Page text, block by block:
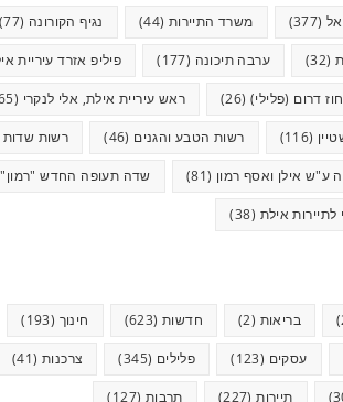
(377) משרד התיירות (44) נגיף הקורונה (77)
(32) ערבה תיכונה (177) פיליפ אזרד עיריית
דרום (פלילי)(26) ראש עיריית אילת, אלי לנקרי (65)
(116) רשות הטבע והגנים (46) רשות
ע"ש אילן ואסף רמון (81) שדה תעופה החדש "רמון"
לתיירות אילת (38)
בריאות (2) חדשות(623) חינוך (193)
עסקים (123) פלילים (345) צרכנות(41)
תיירות(227) תרבות (127)